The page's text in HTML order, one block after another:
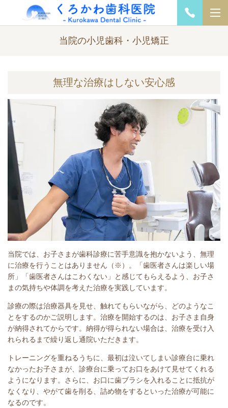
当院の小児歯科・小児矯正
無理な治療はしない安心感
当院では、お子さまが歯科診療に苦手意識を抱かないよう、無理
に治療を行うことはありません（※）。「歯医者さんは楽しい場
所」「歯医者さんはこわくない」と感じてもらえるよう、お子さ
まの気持ちや体調を考えた治療を実践しています。
診療の際は治療器具を見せ、触れてもらいながら、どのようなこ
とをするのかご説明します。治療を開始するのは、お子さま自身
が納得されてからです。納得が得られない場合は、治療を受け入
れられるまで繰り返し通院いただきます。
トレーニングを重ねるうちに、最初は泣いてしまい診療台に乗れ
なかったお子さまが、診療台に乗ってお口をあけて見せてくれる
ようになります。さらに、お口に歯ブラシを入れることに抵抗が
なくなり、やがて歯を削る、詰め物をするといった治療が可能に
なるのです。